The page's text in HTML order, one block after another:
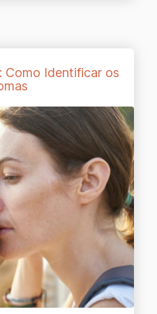
Como Identificar os